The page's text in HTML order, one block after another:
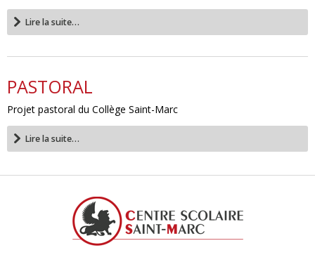
Lire la suite…
PASTORAL
Projet pastoral du Collège Saint-Marc
Lire la suite…